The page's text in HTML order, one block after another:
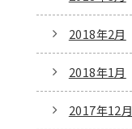
2018年2月
2018年1月
2017年12月